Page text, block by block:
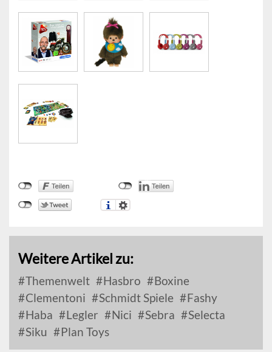
Weitere Artikel zu:
Themenwelt Hasbro
Boxine
Clementoni
Schmidt Spiele
Fashy
Haba
Legler Nici Sebra
Selecta
Siku
Plan Toys